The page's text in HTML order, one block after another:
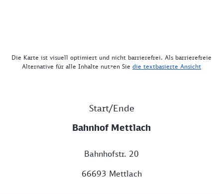
Die Karte ist visuell optimiert und nicht barrierefrei. Als barrierefreie
Alternative für alle Inhalte nutzen Sie die textbasierte Ansicht
Start/Ende
Bahnhof Mettlach
Bahnhofstr. 20
66693 Mettlach